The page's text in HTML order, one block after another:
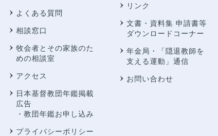
よくある質問
相談窓口
牧会者とその家族のた
めの相談室
アクセス
日本基督教団年鑑掲載
広告
・教団年鑑お申し込み
プライバシーポリシー
リンク
文書・資料集 申請書等
ダウンロードコーナー
年金局・
「隠退教師を
支える運動」通信
お問い合わせ